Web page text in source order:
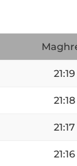
21:19
21:18
21:17
21:16